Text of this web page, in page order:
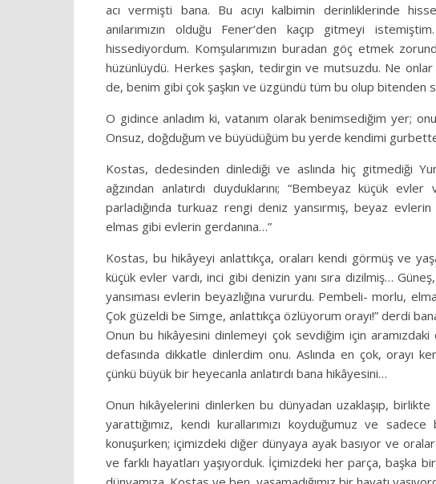
acı vermişti bana. Bu acıyı kalbimin derinliklerinde
anılarımızın olduğu Fener’den kaçıp gitmeyi
hissediyordum. Komşularımızın buradan göç etmek
hüzünlüydü. Herkes şaşkın, tedirgin ve mutsuzdu. Ne
de, benim gibi çok şaşkın ve üzgündü tüm bu olup bitenden
O gidince anladım ki, vatanım olarak benimsediğim yer;
Onsuz, doğduğum ve büyüdüğüm bu yerde kendimi
Kostas, dedesinden dinlediği ve aslında hiç gitmediği
ağzından anlatırdı duyduklarını; “Bembeyaz küçük
parladığında turkuaz rengi deniz yansırmış, beyaz
elmas gibi evlerin gerdanına…”
Kostas, bu hikâyeyi anlattıkça, oraları kendi görmüş ve
küçük evler vardı, inci gibi denizin yanı sıra dizilmiş…
yansıması evlerin beyazlığına vururdu. Pembeli- morlu,
Çok güzeldi be Simge, anlattıkça özlüyorum orayı!” derdi
Onun bu hikâyesini dinlemeyi çok sevdiğim için
defasında dikkatle dinlerdim onu. Aslında en çok, orayı
çünkü büyük bir heyecanla anlatırdı bana hikâyesini…
Onun hikâyelerini dinlerken bu dünyadan uzaklaşıp,
yarattığımız, kendi kurallarımızı koyduğumuz ve
konuşurken; içimizdeki diğer dünyaya ayak basıyor ve
ve farklı hayatları yaşıyorduk. İçimizdeki her parça, başka